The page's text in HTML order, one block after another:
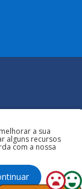
a sua
alguns recursos
com a nossa